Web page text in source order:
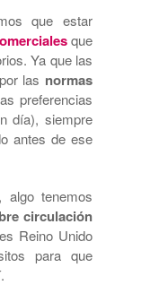
que estar
que
Ya que las
las normas
preferencias
día), siempre
antes de ese
algo tenemos
circulación
Reino Unido
para que